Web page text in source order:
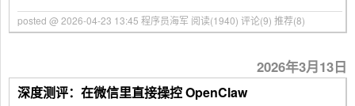
posted @ 2026-04-23 13:45 程序员海军 阅读(1940) 评论(9) 推荐(8)
2026年3月13日
深度测评：在微信里直接操控 OpenClaw